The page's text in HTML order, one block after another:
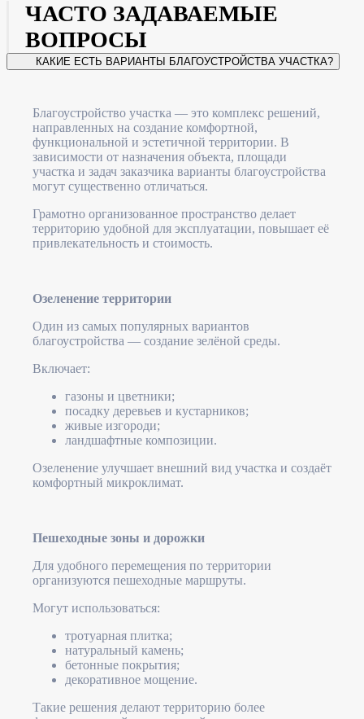
ЧАСТО ЗАДАВАЕМЫЕ
ВОПРОСЫ
КАКИЕ ЕСТЬ ВАРИАНТЫ БЛАГОУСТРОЙСТВА УЧАСТКА?
Благоустройство участка — это комплекс решений,
направленных на создание комфортной,
функциональной и эстетичной территории. В
зависимости от назначения объекта, площади
участка и задач заказчика варианты благоустройства
могут существенно отличаться.
Грамотно организованное пространство делает
территорию удобной для эксплуатации, повышает её
привлекательность и стоимость.
Озеленение территории
Один из самых популярных вариантов
благоустройства — создание зелёной среды.
Включает:
газоны и цветники;
посадку деревьев и кустарников;
живые изгороди;
ландшафтные композиции.
Озеленение улучшает внешний вид участка и создаёт
комфортный микроклимат.
Пешеходные зоны и дорожки
Для удобного перемещения по территории
организуются пешеходные маршруты.
Могут использоваться:
тротуарная плитка;
натуральный камень;
бетонные покрытия;
декоративное мощение.
Такие решения делают территорию более